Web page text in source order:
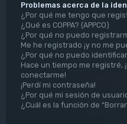
Problemas acerca de la
¿Por qué me tengo que
¿Qué es COPPA? (APPCO)
¿Por qué no puedo
Me he registrado ¡y no me
¿Por qué no puedo
Hace un tiempo me registré,
conectarme!
¡Perdí mi contraseña!
¿Por qué mi sesión de
¿Cuál es la función de